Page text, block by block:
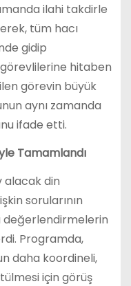
ilahi takdirle
tüm hacı
gidip
hitaben
görevin büyük
aynı zamanda
ifade etti.
Tamamlandı
alacak din
sorularının
değerlendirmelerin
Programda,
daha koordineli,
için görüş